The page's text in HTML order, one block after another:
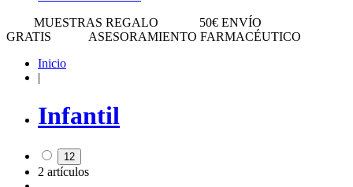
MUESTRAS REGALO
50€ ENVÍO
GRATIS
ASESORAMIENTO FARMACÉUTICO
Inicio
|
Infantil
12
2 artículos